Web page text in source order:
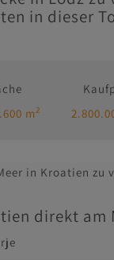
in dieser
m2
direkt am